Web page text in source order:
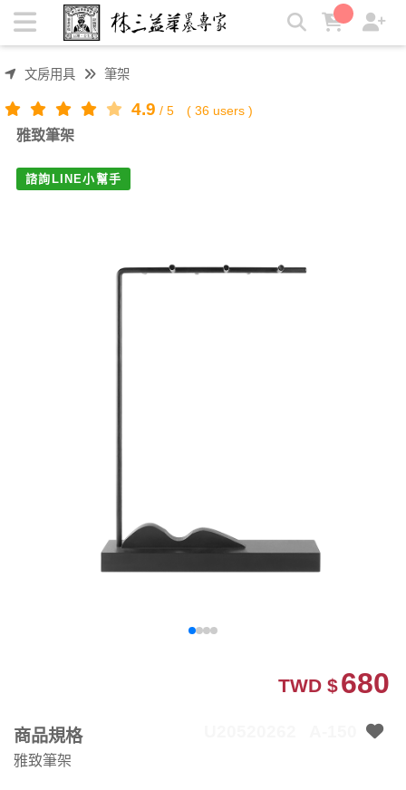
雅致筆架 | 林三益筆墨專家
文房用具 筆架
4.9 / 5 ( 36 users )
雅致筆架
諮詢LINE小幫手
680
TWD $
商品規格
雅致筆架